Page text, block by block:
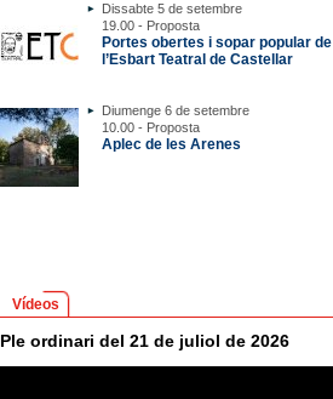
Dissabte 5 de setembre
19.00 - Proposta
Portes obertes i sopar popular de
l’Esbart Teatral de Castellar
Diumenge 6 de setembre
10.00 - Proposta
Aplec de les Arenes
Vídeos
Ple ordinari del 21 de juliol de 2026